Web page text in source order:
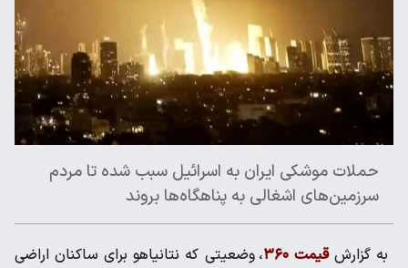
حملات موشکی ایران به اسرائیل سبب شده تا مردم
سرزمین‌های اشغالی به پناهگاه‌ها بروند
به گزارشقیمت ۳۶۰
، وضعیتی که نتانیاهو برای ساکنان اراضی